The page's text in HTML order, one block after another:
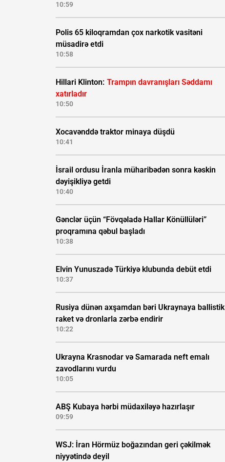
10:59
Polis 65 kiloqramdan çox narkotik vasitəni
müsadirə etdi
10:58
Hillari Klinton: Trampın davranışları Səddamı
xatırladır
10:50
Xocavənddə traktor minaya düşdü
10:41
İsrail ordusu İranla müharibədən sonra kəskin
dəyişikliyə getdi
10:40
Gənclər üçün “Fövqəladə Hallar Könüllüləri”
proqramına qəbul başladı
10:38
Elvin Yunuszadə Türkiyə klubunda debüt etdi
10:37
Rusiya dünən axşamdan bəri Ukraynaya ballistik
raket və dronlarla zərbə endirir
10:22
Ukrayna Krasnodar və Samarada neft emalı
zavodlarını vurdu
10:05
ABŞ Kubaya hərbi müdaxiləyə hazırlaşır
09:59
WSJ: İran Hörmüz boğazından geri çəkilmək
niyyətində deyil